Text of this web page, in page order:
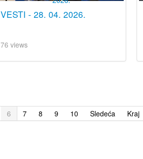
VESTI - 28. 04. 2026.
76 views
6 7 8 9 10 Sledeća Kraj